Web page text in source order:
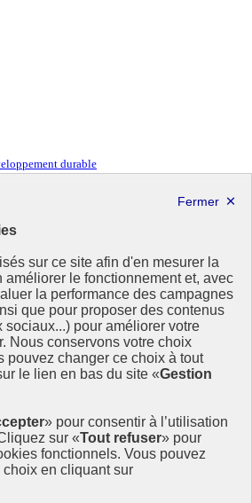
sur ce site afin d'en mesurer la
améliorer le fonctionnement et, avec
la performance des campagnes
que pour proposer des contenus
sociaux...) pour améliorer votre
Nous conservons votre choix
pouvez changer ce choix à tout
le lien en bas du site «Gestion
» pour consentir à l’utilisation
sur «Tout refuser» pour
fonctionnels. Vous pouvez
en cliquant sur
durable
de référence concernant l’Agenda
de la France. Il valorise la mobilisation de
une nouvelle fenêtre
ouvre une nouvelle fenêtre
- ouvre une nouvelle fenêtre
une nouvelle fenêtre